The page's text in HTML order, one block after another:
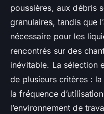
poussières, aux débris
granulaires, tandis que
nécessaire pour les
rencontrés sur des
inévitable. La sélection
de plusieurs critères :
la fréquence
l’environnement de